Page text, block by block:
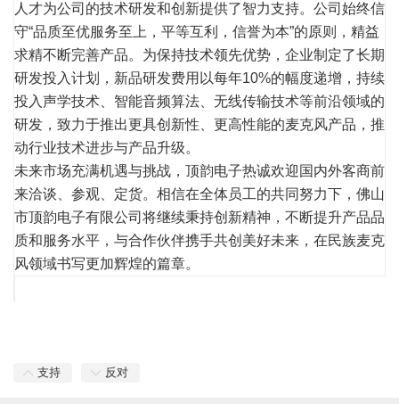
人才为公司的技术研发和创新提供了智力支持。公司始终信
守“品质至优服务至上，平等互利，信誉为本”的原则，精益
求精不断完善产品。为保持技术领先优势，企业制定了长期
研发投入计划，新品研发费用以每年10%的幅度递增，持续
投入声学技术、智能音频算法、无线传输技术等前沿领域的
研发，致力于推出更具创新性、更高性能的麦克风产品，推
动行业技术进步与产品升级。
未来市场充满机遇与挑战，顶韵电子热诚欢迎国内外客商前
来洽谈、参观、定货。相信在全体员工的共同努力下，佛山
市顶韵电子有限公司将继续秉持创新精神，不断提升产品品
质和服务水平，与合作伙伴携手共创美好未来，在民族麦克
风领域书写更加辉煌的篇章。
支持 反对